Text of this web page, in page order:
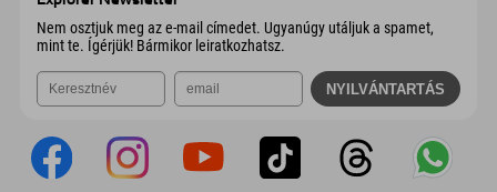
Nem osztjuk meg az e-mail címedet. Ugyanúgy utáljuk a spamet,
mint te. Ígérjük! Bármikor leiratkozhatsz.